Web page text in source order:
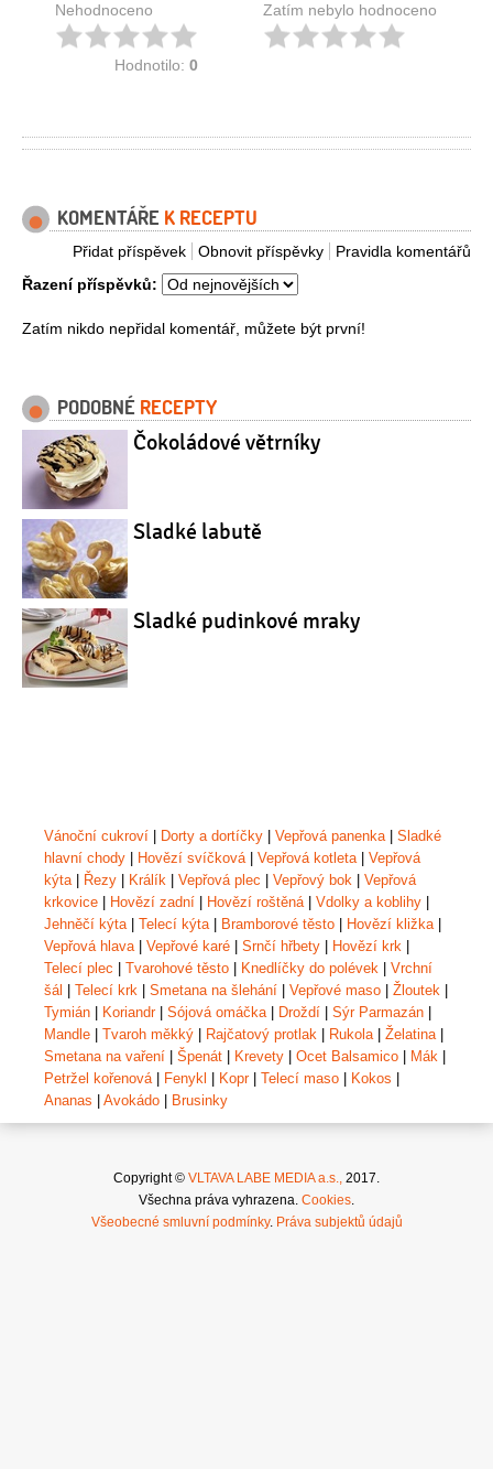
Nehodnoceno
Hodnotilo: 0
Zatím nebylo hodnoceno
KOMENTÁŘE K RECEPTU
Pravidla komentářů
Obnovit příspěvky
Přidat příspěvek
Řazení příspěvků:
Zatím nikdo nepřidal komentář, můžete být první!
PODOBNÉ RECEPTY
Čokoládové větrníky
Sladké labutě
Sladké pudinkové mraky
Vánoční cukroví Dorty a dortíčky Vepřová panenka| Sladké
hlavní chody
Hovězí svíčková| Vepřová kotleta| Vepřová
kýta| Řezy Králík Vepřová plec Vepřový bok
Vepřová
krkovice
Hovězí zadní Hovězí roštěná| Vdolky a koblihy
Jehněčí kýta| Telecí kýta| Bramborové těsto Hovězí kližka|
Vepřová hlava| Vepřové karé Srnčí hřbety Hovězí krk
Telecí plec
Tvarohové těsto Knedlíčky do polévek
Vrchní
šál
Telecí krk Smetana na šlehání Vepřové maso Žloutek
Tymián
Koriandr| Sójová omáčka| Droždí Sýr Parmazán
Mandle
Tvaroh měkký Rajčatový protlak Rukola| Želatina|
Smetana na vaření
Špenát Krevety Ocet Balsamico Mák
Petržel kořenová| Fenykl Kopr| Telecí maso Kokos
Ananas
Avokádo Brusinky
Copyright © VLTAVA LABE MEDIA a.s., 2017.
Všechna práva vyhrazena. Cookies.
Všeobecné smluvní podmínky. Práva subjektů údajů